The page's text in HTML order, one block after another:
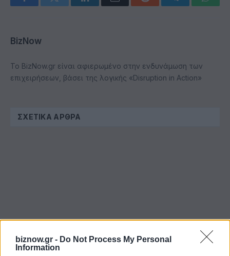
biznow.gr - Do Not Process My Personal
Information
FacebookTwitter LinkedInEmail Reddit Telegram
BizNow
Το BizNow.gr είναι αφιερωμένο στην ενδυνάμωση των
επιχειρήσεων, βάσει της λογικής «Disruption in Action»
ΣΧΕΤΙΚΆ ΆΡΘΡΑ